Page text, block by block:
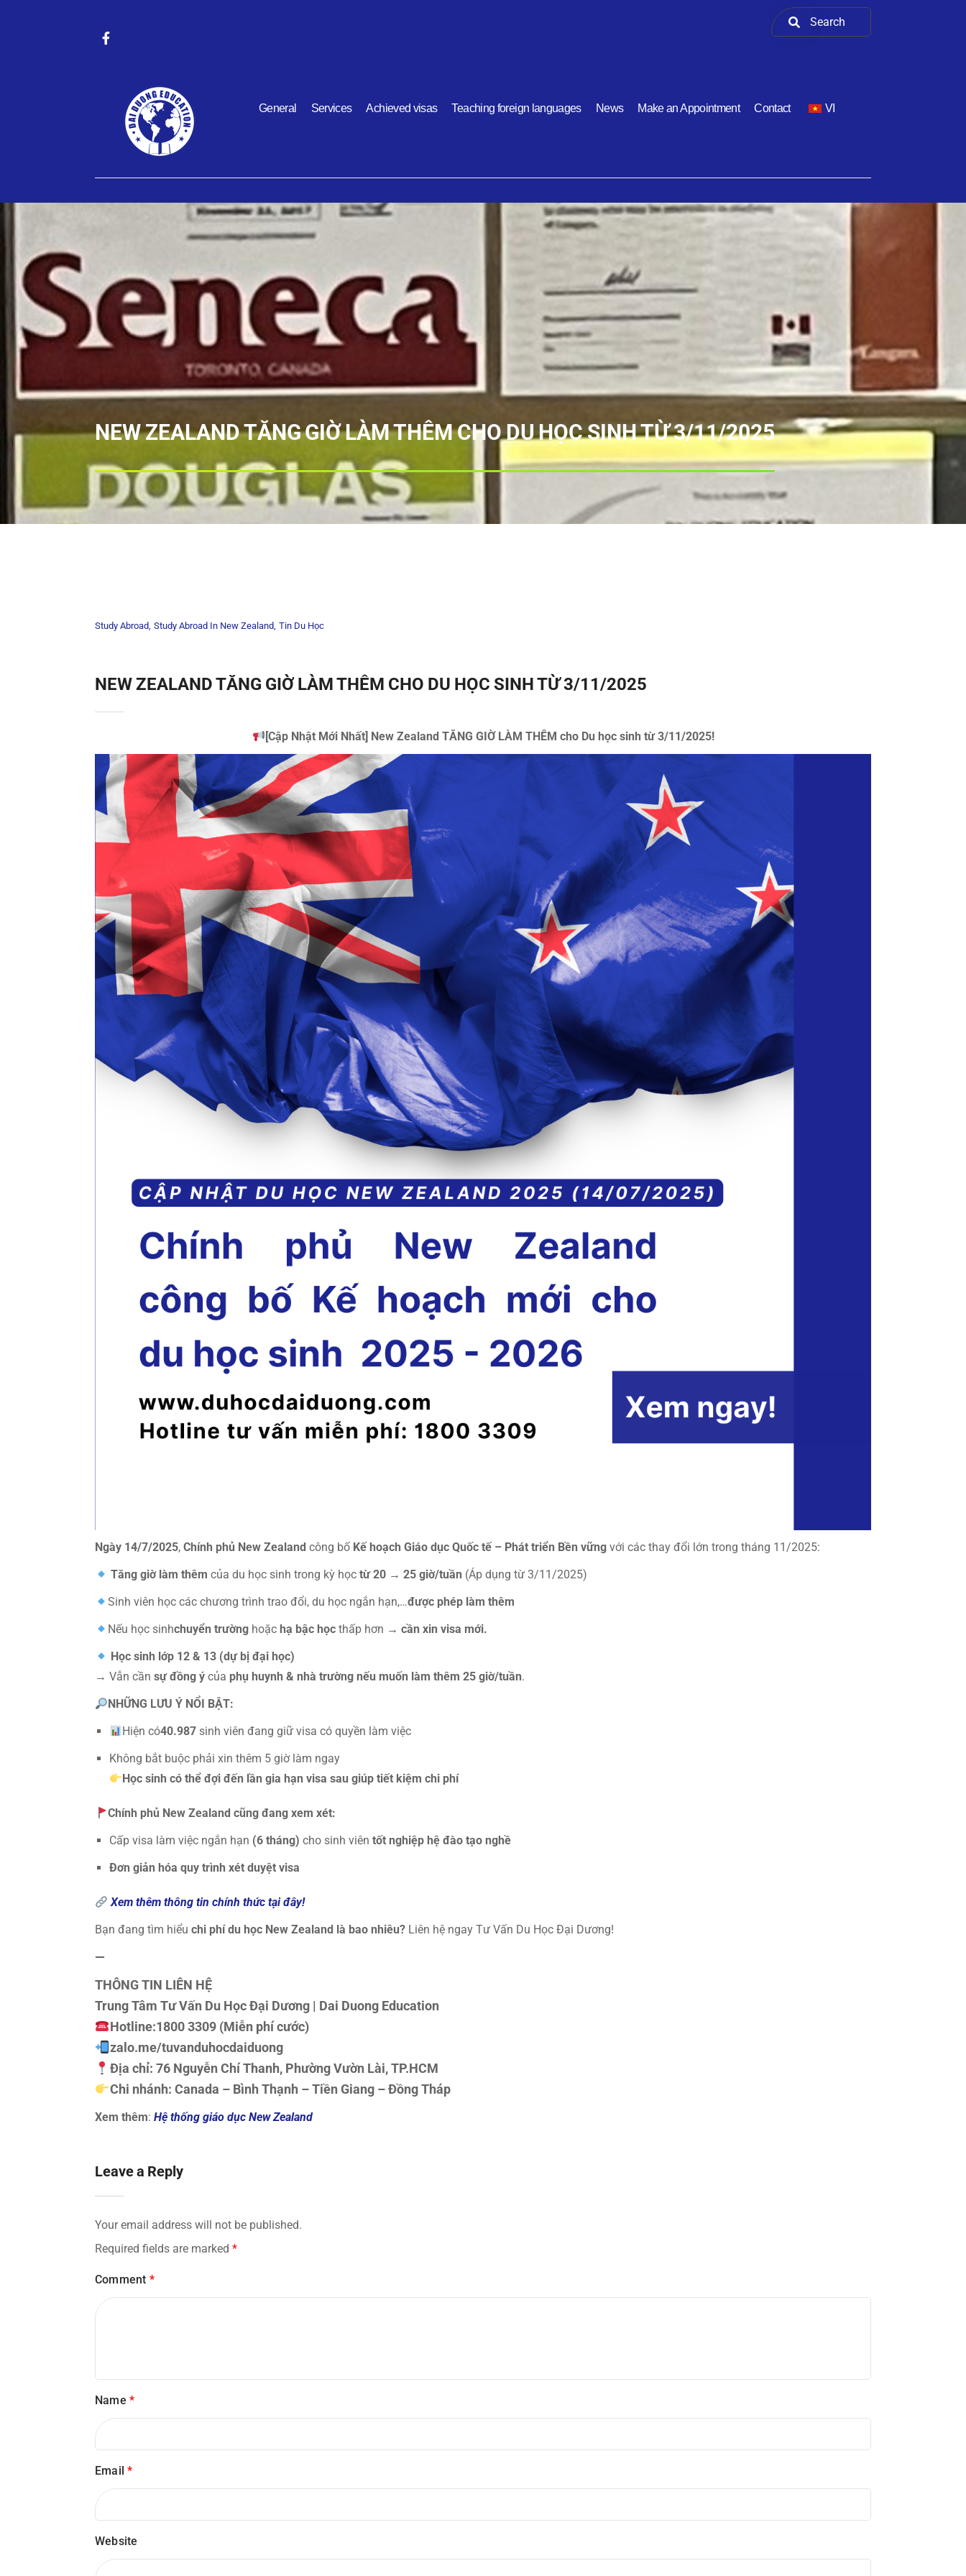
General Services Achieved visas Teaching foreign languages News Make an Appointment Contact VI
NEW ZEALAND TĂNG GIỜ LÀM THÊM CHO DU HỌC SINH TỪ 3/11/2025
Study Abroad Study Abroad In New Zealand Tin Du Học
NEW ZEALAND TĂNG GIỜ LÀM THÊM CHO DU HỌC SINH TỪ 3/11/2025
[Cập Nhật Mới Nhất] New Zealand TĂNG GIỜ LÀM THÊM cho Du học sinh từ 3/11/2025!
Ngày 14/7/2025, Chính phủ New Zealand công bố Kế hoạch Giáo dục Quốc tế – Phát triển Bền vững với các thay đổi lớn trong tháng 11/2025:
Tăng giờ làm thêm của du học sinh trong kỳ họctừ 20 → 25 giờ/tuần (Áp dụng từ 3/11/2025)
Sinh viên học các chương trình trao đổi, du học ngắn hạn,…được phép làm thêm
Nếu học sinhchuyển trường hoặchạ bậc học thấp hơn →cần xin visa mới.
Học sinh lớp 12 & 13 (dự bị đại học)
→ Vẫn cần sự đồng ý của phụ huynh & nhà trường nếu muốn làm thêm 25 giờ/tuần.
NHỮNG LƯU Ý NỔI BẬT:
Hiện có40.987 sinh viên đang giữ visa có quyền làm việc
Không bắt buộc phải xin thêm 5 giờ làm ngay
Học sinh có thể đợi đến lần gia hạn visa sau giúp tiết kiệm chi phí
Chính phủ New Zealand cũng đang xem xét:
Cấp visa làm việc ngắn hạn (6 tháng) cho sinh viên tốt nghiệp hệ đào tạo nghề
Đơn giản hóa quy trình xét duyệt visa
Xem thêm thông tin chính thức tại đây!
Bạn đang tìm hiểu chi phí du học New Zealand là bao nhiêu? Liên hệ ngay Tư Vấn Du Học Đại Dương!
—
THÔNG TIN LIÊN HỆ
Trung Tâm Tư Vấn Du Học Đại Dương | Dai Duong Education
Hotline:1800 3309 (Miễn phí cước)
zalo.me/tuvanduhocdaiduong
Địa chỉ: 76 Nguyễn Chí Thanh, Phường Vườn Lài, TP.HCM
Chi nhánh: Canada – Bình Thạnh – Tiền Giang – Đồng Tháp
Xem thêm: Hệ thống giáo dục New Zealand
Leave a Reply
Your email address will not be published.
Required fields are marked *
Comment *
Name *
Email*
Website